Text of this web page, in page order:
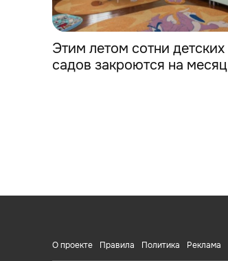
Этим летом сотни детских
садов закроются на месяц
О проекте Правила Политика Реклама